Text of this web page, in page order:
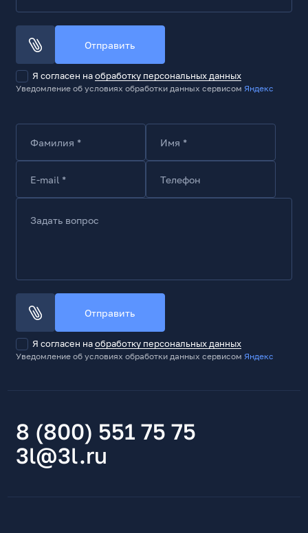
Отправить
Я согласен наобработку персональных данных
Уведомление об условиях обработки данных сервисомЯндекс
Фамилия * Имя *
E-mail * Телефон
Задать вопрос
Отправить
Я согласен наобработку персональных данных
Уведомление об условиях обработки данных сервисомЯндекс
8 (800) 551 75 75
3l@3l.ru